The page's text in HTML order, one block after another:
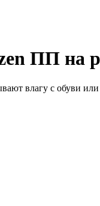
ПП на
влагу с обуви